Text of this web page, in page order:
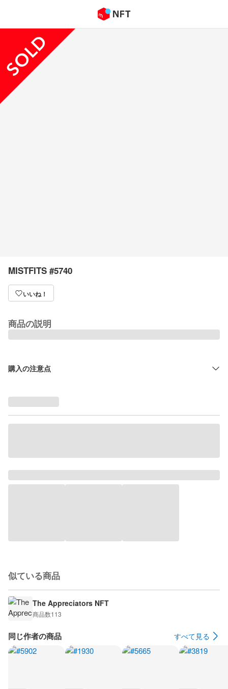
MISTFITS #5740
いいね！
商品の説明
購入の注意点
似ている商品
The Appreciators NFT
商品数113
同じ作者の商品 すべて見る